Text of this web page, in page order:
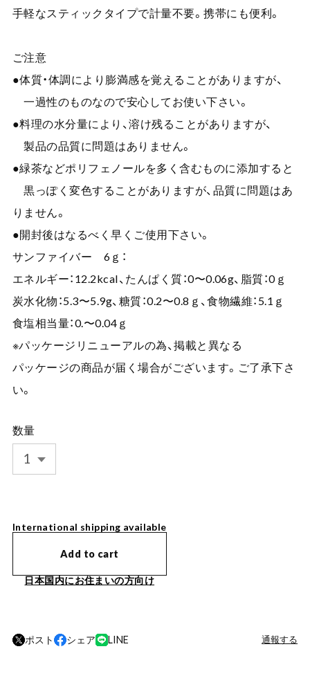
手軽なスティックタイプで計量不要。携帯にも便利。
ご注意
●体質・体調により膨満感を覚えることがありますが、
一過性のものなので安心してお使い下さい。
●料理の水分量により、溶け残ることがありますが、
製品の品質に問題はありません。
●緑茶などポリフェノールを多く含むものに添加すると
黒っぽく変色することがありますが、品質に問題はあ
りません。
●開封後はなるべく早くご使用下さい。
サンファイバー 6ｇ：
エネルギー：12.2kcal、たんぱく質：0〜0.06g、脂質：0ｇ
炭水化物：5.3〜5.9g、糖質：0.2〜0.8ｇ、食物繊維：5.1ｇ
食塩相当量：0.〜0.04ｇ
※パッケージリニューアルの為、掲載と異なる
パッケージの商品が届く場合がございます。ご了承下さ
い。
数量
International shipping available
Add to cart
日本国内にお住まいの方向け
ポスト シェア LINE 通報する